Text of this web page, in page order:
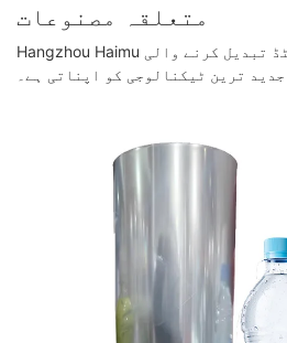
متعلقہ مصنوعات
Hangzhou Haimu ٹیکنالوجی کمپنی، لمیٹڈ تبدیل کرنے والی
ترین ٹیکنالوجی کو اپناتی ہے۔